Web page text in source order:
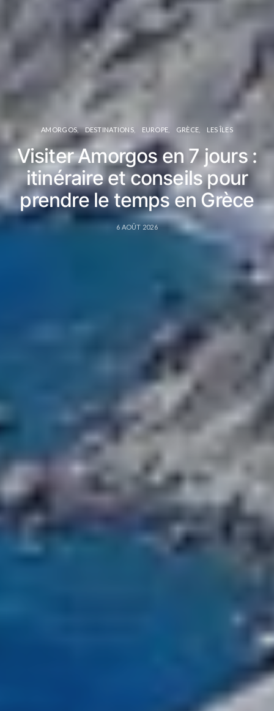
AMORGOS DESTINATIONS EUROPE GRÈCE LES ÎLES
Visiter Amorgos en 7 jours :
itinéraire et conseils pour
prendre le temps en Grèce
6 AOÛT 2026